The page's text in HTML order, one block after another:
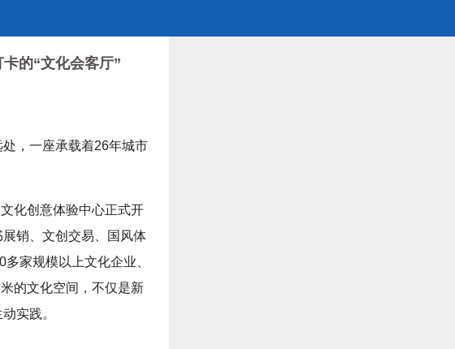
的“文化会客厅”
，一座承载着26年城市
化创意体验中心正式开
销、文创交易、国风体
家规模以上文化企业、
的文化空间，不仅是新
实践。